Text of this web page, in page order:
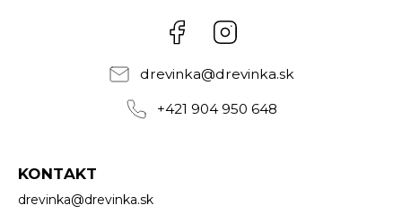
Facebook
drevinka@drevinka.sk
+421 904 950 648
KONTAKT
drevinka@drevinka.sk